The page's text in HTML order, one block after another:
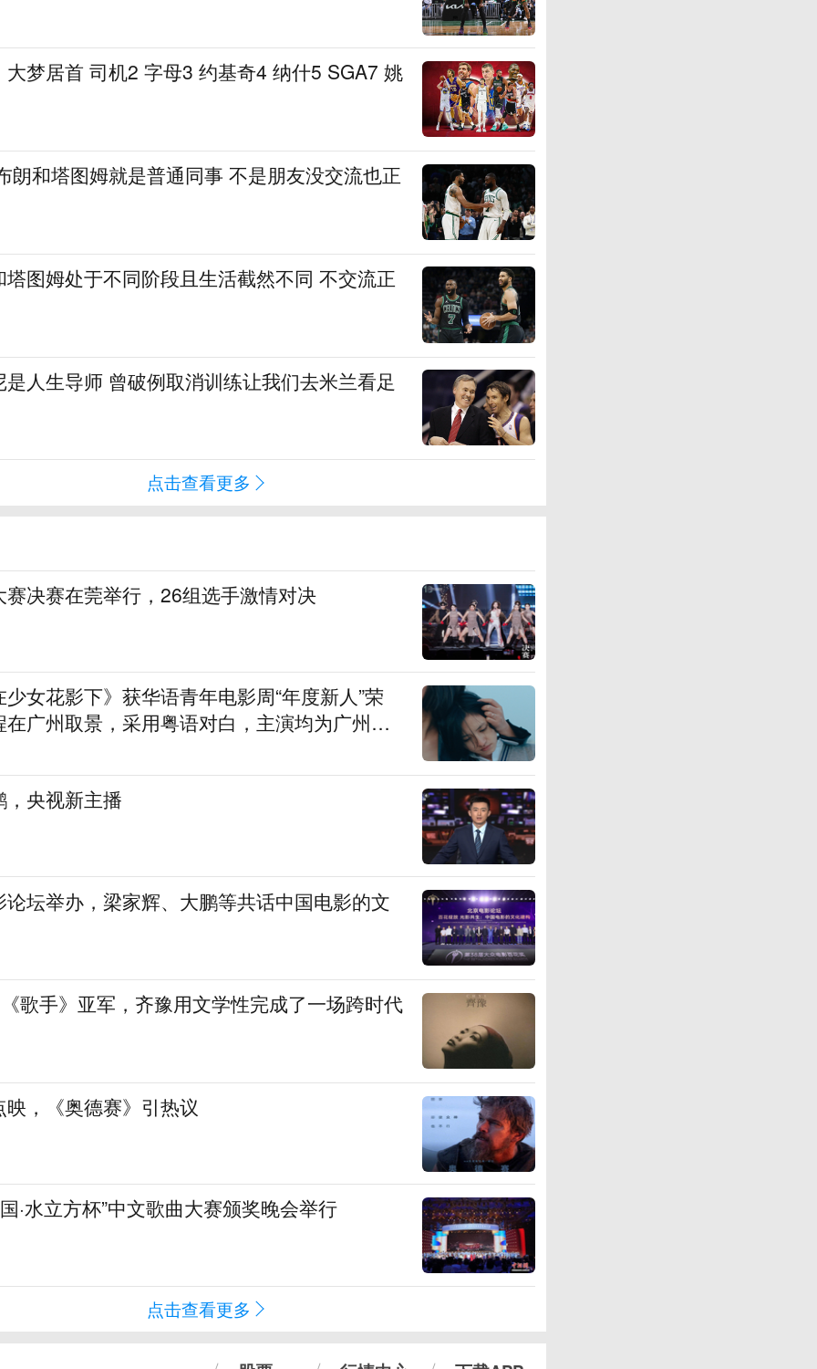
大梦居首 司机2 字母3 约基奇4 纳什5 SGA7 姚
朗和塔图姆就是普通同事 不是朋友没交流也正
图姆处于不同阶段且生活截然不同 不交流正
人生导师 曾破例取消训练让我们去米兰看足
点击查看更多
决赛在莞举行，26组选手激情对决
女花影下》获华语青年电影周“年度新人”荣
广州取景，采用粤语对白，主演均为广州本
央视新主播
坛举办，梁家辉、大鹏等共话中国电影的文
歌手》亚军，齐豫用文学性完成了一场跨时代
，《奥德赛》引热议
·水立方杯”中文歌曲大赛颁奖晚会举行
点击查看更多